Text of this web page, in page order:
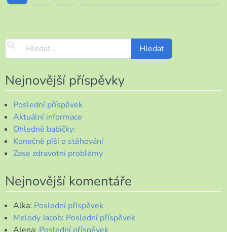
Nejnovější příspěvky
Poslední příspěvek
Aktuální informace
Ohledně babičky:
Konečně píši o stěhování
Zase zdravotní problémy
Nejnovější komentáře
Alka: Poslední příspěvek
Melody Jacob: Poslední příspěvek